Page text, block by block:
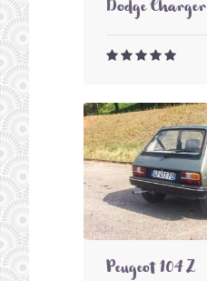
Dodge Charger
Peugeot 104 Z